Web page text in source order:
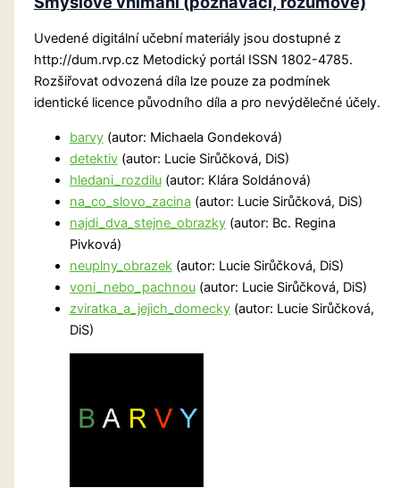
Uvedené digitální učební materiály jsou dostupné z
http://dum.rvp.cz Metodický portál ISSN 1802-4785.
Rozšiřovat odvozená díla lze pouze za podmínek
identické licence původního díla a pro nevýdělečné účely.
barvy(autor: Michaela Gondeková)
detektiv(autor: Lucie Sirůčková, DiS)
hledani_rozdilu(autor: Klára Soldánová)
na_co_slovo_zacina (autor: Lucie Sirůčková, DiS)
najdi_dva_stejne_obrazky(autor: Bc. Regina
Pivková)
neuplny_obrazek(autor: Lucie Sirůčková, DiS)
voni_nebo_pachnou(autor: Lucie Sirůčková, DiS)
zviratka_a_jejich_domecky(autor: Lucie Sirůčková,
DiS)